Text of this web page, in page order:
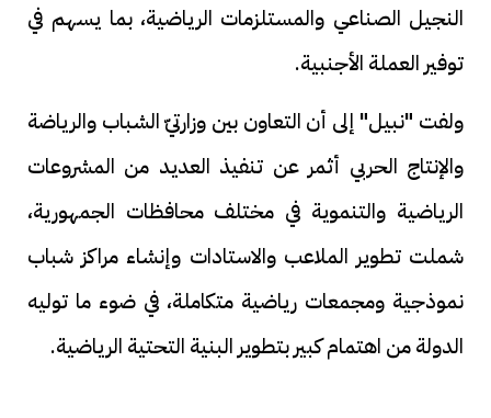
النجيل الصناعي والمستلزمات الرياضية، بما يسهم في
توفير العملة الأجنبية.
ولفت "نبيل" إلى أن التعاون بين وزارتيّ الشباب والرياضة
والإنتاج الحربي أثمر عن تنفيذ العديد من المشروعات
الرياضية والتنموية في مختلف محافظات الجمهورية،
شملت تطوير الملاعب والاستادات وإنشاء مراكز شباب
نموذجية ومجمعات رياضية متكاملة، في ضوء ما توليه
الدولة من اهتمام كبير بتطوير البنية التحتية الرياضية.